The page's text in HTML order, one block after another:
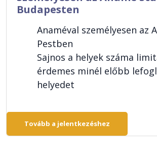
Budapesten
Anaméval személyesen az
Pestben
Sajnos a helyek száma
érdemes minél előbb
helyedet
Tovább a jelentkezéshez